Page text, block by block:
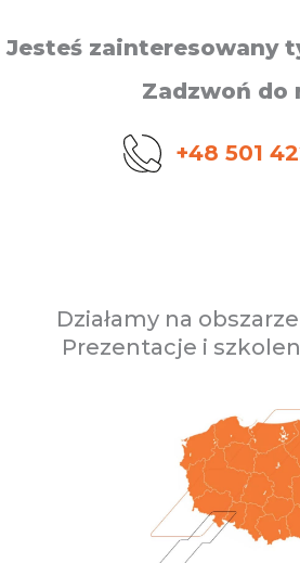
Jesteś zainteresowany
Zadzwoń do
+48 501
Działamy na
Prezentacje i